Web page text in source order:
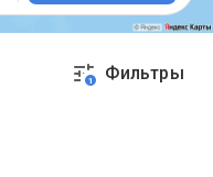
1 Фильтры